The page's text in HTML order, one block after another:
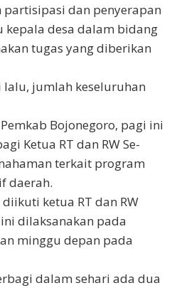
partisipasi dan penyerapan
kepala desa dalam bidang
tugas yang diberikan
lalu, jumlah keseluruhan
Bojonegoro, pagi ini
Ketua RT dan RW Se-
terkait program
daerah.
ketua RT dan RW
dilaksanakan pada
minggu depan pada
dalam sehari ada dua